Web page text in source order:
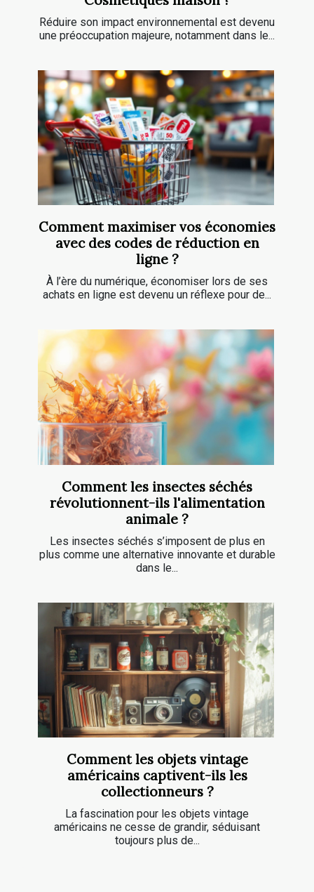
Réduire son impact environnemental est devenu
une préoccupation majeure, notamment dans le...
Comment maximiser vos économies
avec des codes de réduction en
ligne ?
À l’ère du numérique, économiser lors de ses
achats en ligne est devenu un réflexe pour de...
Comment les insectes séchés
révolutionnent-ils l'alimentation
animale ?
Les insectes séchés s’imposent de plus en
plus comme une alternative innovante et durable
dans le...
Comment les objets vintage
américains captivent-ils les
collectionneurs ?
La fascination pour les objets vintage
américains ne cesse de grandir, séduisant
toujours plus de...